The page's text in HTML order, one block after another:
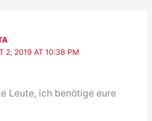
2, 2019 AT 10:38 PM
Leute, ich benötige eure